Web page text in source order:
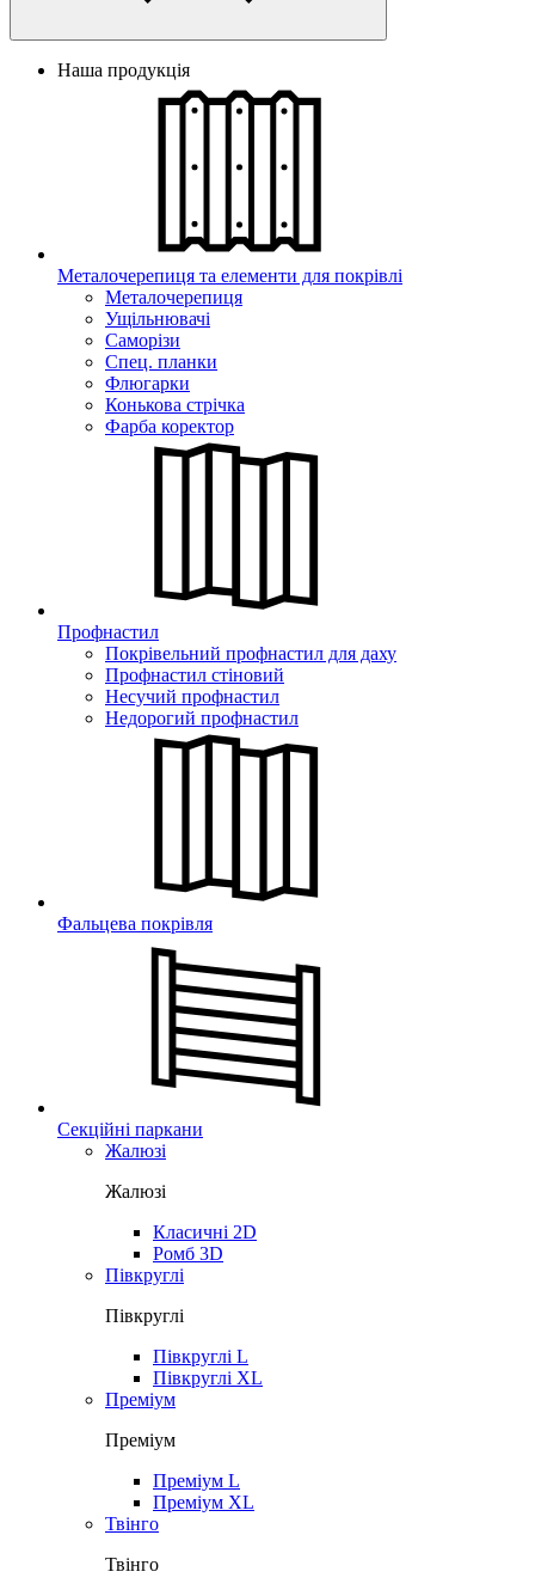
Наша продукція
Металочерепиця та елементи для покрівлі
Металочерепиця
Ущільнювачі
Саморізи
Спец. планки
Флюгарки
Конькова стрічка
Фарба коректор
Профнастил
Покрівельний профнастил для даху
Профнастил стіновий
Несучий профнастил
Недорогий профнастил
Фальцева покрівля
Секційні паркани
Жалюзі
Жалюзі
Класичні 2D
Ромб 3D
Півкруглі
Півкруглі
Півкруглі L
Півкруглі XL
Преміум
Преміум
Преміум L
Преміум XL
Твінго
Твінго